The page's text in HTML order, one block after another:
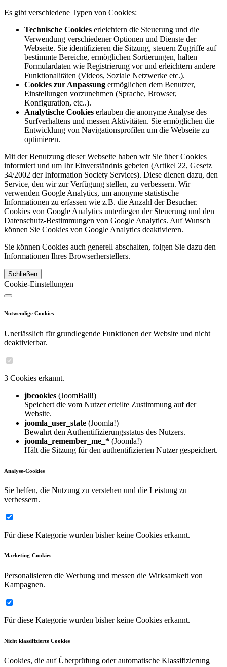
Es gibt verschiedene Typen von Cookies:
Technische Cookies erleichtern die Steuerung und die
Verwendung verschiedener Optionen und Dienste der
Webseite. Sie identifizieren die Sitzung, steuern Zugriffe auf
bestimmte Bereiche, ermöglichen Sortierungen, halten
Formulardaten wie Registrierung vor und erleichtern andere
Funktionalitäten (Videos, Soziale Netzwerke etc.).
Cookies zur Anpassung ermöglichen dem Benutzer,
Einstellungen vorzunehmen (Sprache, Browser,
Konfiguration, etc..).
Analytische Cookies erlauben die anonyme Analyse des
Surfverhaltens und messen Aktivitäten. Sie ermöglichen die
Entwicklung von Navigationsprofilen um die Webseite zu
optimieren.
Mit der Benutzung dieser Webseite haben wir Sie über Cookies
informiert und um Ihr Einverständnis gebeten (Artikel 22, Gesetz
34/2002 der Information Society Services). Diese dienen dazu, den
Service, den wir zur Verfügung stellen, zu verbessern. Wir
verwenden Google Analytics, um anonyme statistische
Informationen zu erfassen wie z.B. die Anzahl der Besucher.
Cookies von Google Analytics unterliegen der Steuerung und den
Datenschutz-Bestimmungen von Google Analytics. Auf Wunsch
können Sie Cookies von Google Analytics deaktivieren.
Sie können Cookies auch generell abschalten, folgen Sie dazu den
Informationen Ihres Browserherstellers.
Schließen
Cookie-Einstellungen
Notwendige Cookies
Unerlässlich für grundlegende Funktionen der Website und nicht
deaktivierbar.
3 Cookies erkannt.
jbcookies (JoomBall!)
Speichert die vom Nutzer erteilte Zustimmung auf der
Website.
joomla_user_state (Joomla!)
Bewahrt den Authentifizierungsstatus des Nutzers.
joomla_remember_me_* (Joomla!)
Hält die Sitzung für den authentifizierten Nutzer gespeichert.
Analyse-Cookies
Sie helfen, die Nutzung zu verstehen und die Leistung zu
verbessern.
Für diese Kategorie wurden bisher keine Cookies erkannt.
Marketing-Cookies
Personalisieren die Werbung und messen die Wirksamkeit von
Kampagnen.
Für diese Kategorie wurden bisher keine Cookies erkannt.
Nicht klassifizierte Cookies
Cookies, die auf Überprüfung oder automatische Klassifizierung